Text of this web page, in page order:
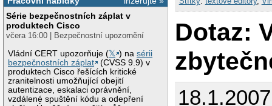
Série bezpečnostních záplat v
produktech Cisco
včera 16:00 | Bezpečnostní upozornění
Vládní CERT upozorňuje (𝕏 ) nasérii
bezpečnostních záplat
(CVSS 9.9) v
produktech Cisco řešících kritické
zranitelnosti umožňující obejití
autentizace, eskalaci oprávnění,
vzdálené spuštění kódu a odepření
Dotaz: